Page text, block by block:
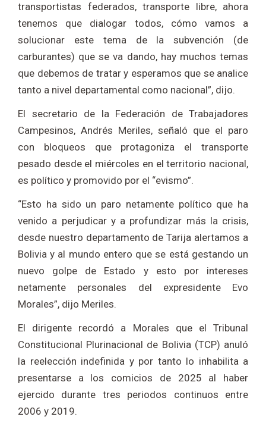
transportistas federados, transporte libre, ahora
tenemos que dialogar todos, cómo vamos a
solucionar este tema de la subvención (de
carburantes) que se va dando, hay muchos temas
que debemos de tratar y esperamos que se analice
tanto a nivel departamental como nacional”, dijo.
El secretario de la Federación de Trabajadores
Campesinos, Andrés Meriles, señaló que el paro
con bloqueos que protagoniza el transporte
pesado desde el miércoles en el territorio nacional,
es político y promovido por el “evismo”.
“Esto ha sido un paro netamente político que ha
venido a perjudicar y a profundizar más la crisis,
desde nuestro departamento de Tarija alertamos a
Bolivia y al mundo entero que se está gestando un
nuevo golpe de Estado y esto por intereses
netamente personales del expresidente Evo
Morales”, dijo Meriles.
El dirigente recordó a Morales que el Tribunal
Constitucional Plurinacional de Bolivia (TCP) anuló
la reelección indefinida y por tanto lo inhabilita a
presentarse a los comicios de 2025 al haber
ejercido durante tres periodos continuos entre
2006 y 2019.